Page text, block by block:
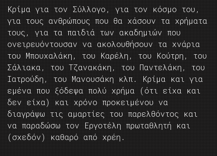
Κρίμα για τον Σύλλογο, για τον κόσμο του,
για τους ανθρώπους που θα χάσουν τα χρήματα
τους, για τα παιδιά των ακαδημιών που
ονειρευόντουσαν να ακολουθήσουν τα χνάρια
του Μπουχαλάκη, του Καρέλη, του Κούτρη, του
Σάλιακα, του Τζανακάκη, του Παντελάκη, του
Ιατρούδη, του Μανουσάκη κλπ. Κρίμα και για
εμένα που ξόδεψα πολύ χρήμα (ότι είχα και
δεν είχα) και χρόνο προκειμένου να
διαγράψω τις αμαρτίες του παρελθόντος και
να παραδώσω τον Εργοτέλη πρωταθλητή και
(σχεδόν) καθαρό από χρέη.